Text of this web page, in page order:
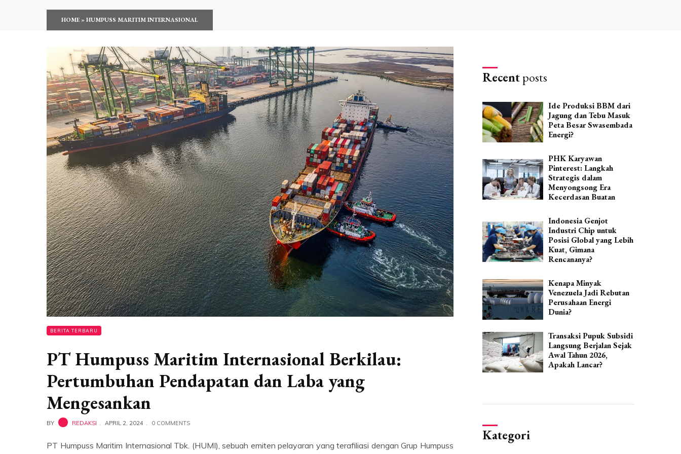
HOME»HUMPUSS MARITIM INTERNASIONAL
BERITA TERBARU
PT Humpuss Maritim Internasional Berkilau:
Pertumbuhan Pendapatan dan Laba yang
Mengesankan
BY REDAKSI APRIL 2, 2024 0 COMMENTS
PT Humpuss Maritim Internasional Tbk. (HUMI), sebuah emiten pelayaran yang terafiliasi dengan Grup Humpuss
Recentposts
Ide Produksi BBM dari
Jagung dan Tebu Masuk
Peta Besar Swasembada
Energi?
PHK Karyawan
Pinterest: Langkah
Strategis dalam
Menyongsong Era
Kecerdasan Buatan
Indonesia Genjot
Industri Chip untuk
Posisi Global yang Lebih
Kuat, Gimana
Rencananya?
Kenapa Minyak
Venezuela Jadi Rebutan
Perusahaan Energi
Dunia?
Transaksi Pupuk Subsidi
Langsung Berjalan Sejak
Awal Tahun 2026,
Apakah Lancar?
Kategori